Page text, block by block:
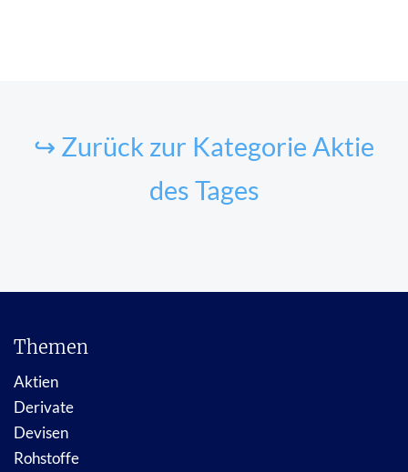
↪ Zurück zur Kategorie Aktie
des Tages
Themen
Aktien
Derivate
Devisen
Rohstoffe